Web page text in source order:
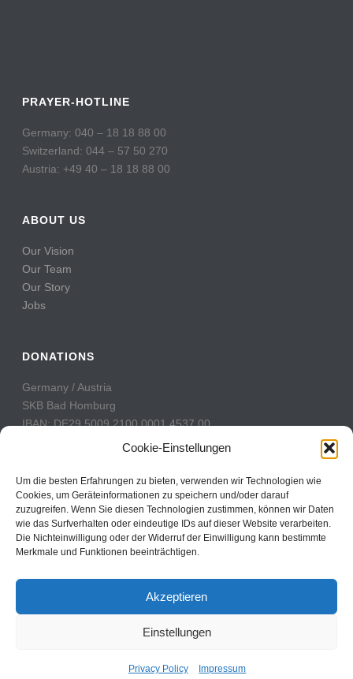
Cookie-Einstellungen
Um die besten Erfahrungen zu bieten, verwenden wir Technologien wie
Cookies, um Geräteinformationen zu speichern und/oder darauf
zuzugreifen. Wenn Sie diesen Technologien zustimmen, können wir Daten
wie das Surfverhalten oder eindeutige IDs auf dieser Website verarbeiten.
Die Nichteinwilligung oder der Widerruf der Einwilligung kann bestimmte
Merkmale und Funktionen beeinträchtigen.
Akzeptieren
Einstellungen
Privacy Policy Impressum
PRAYER-HOTLINE
Germany: 040 – 18 18 88 00
Switzerland: 044 – 57 50 270
Austria: +49 40 – 18 18 88 00
ABOUT US
Our Vision
Our Team
Our Story
Jobs
DONATIONS
Germany / Austria
SKB Bad Homburg
IBAN: DE29 5009 2100 0001 4537 00
BIC: GENODE51BH2
Switzerland
PostFinance
Konto: 60-742493-7
IBAN: CH31 0900 0000 6074 2493 7
BIC: POFICHBEXXX
Contact